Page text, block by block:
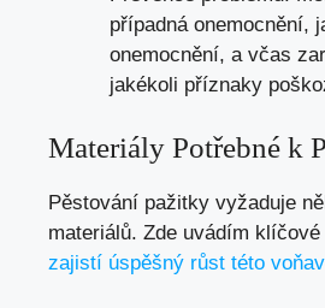
případná onemocnění,
onemocnění, a včas
jakékoli příznaky
Materiály Potřebné k
Pěstování pažitky vyžaduje
materiálů. Zde uvádím klíčové
zajistí úspěšný růst této